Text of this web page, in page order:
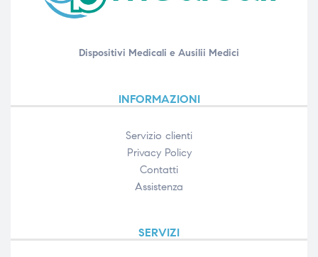
Dispositivi Medicali e Ausilii Medici
INFORMAZIONI
Servizio clienti
Privacy Policy
Contatti
Assistenza
SERVIZI